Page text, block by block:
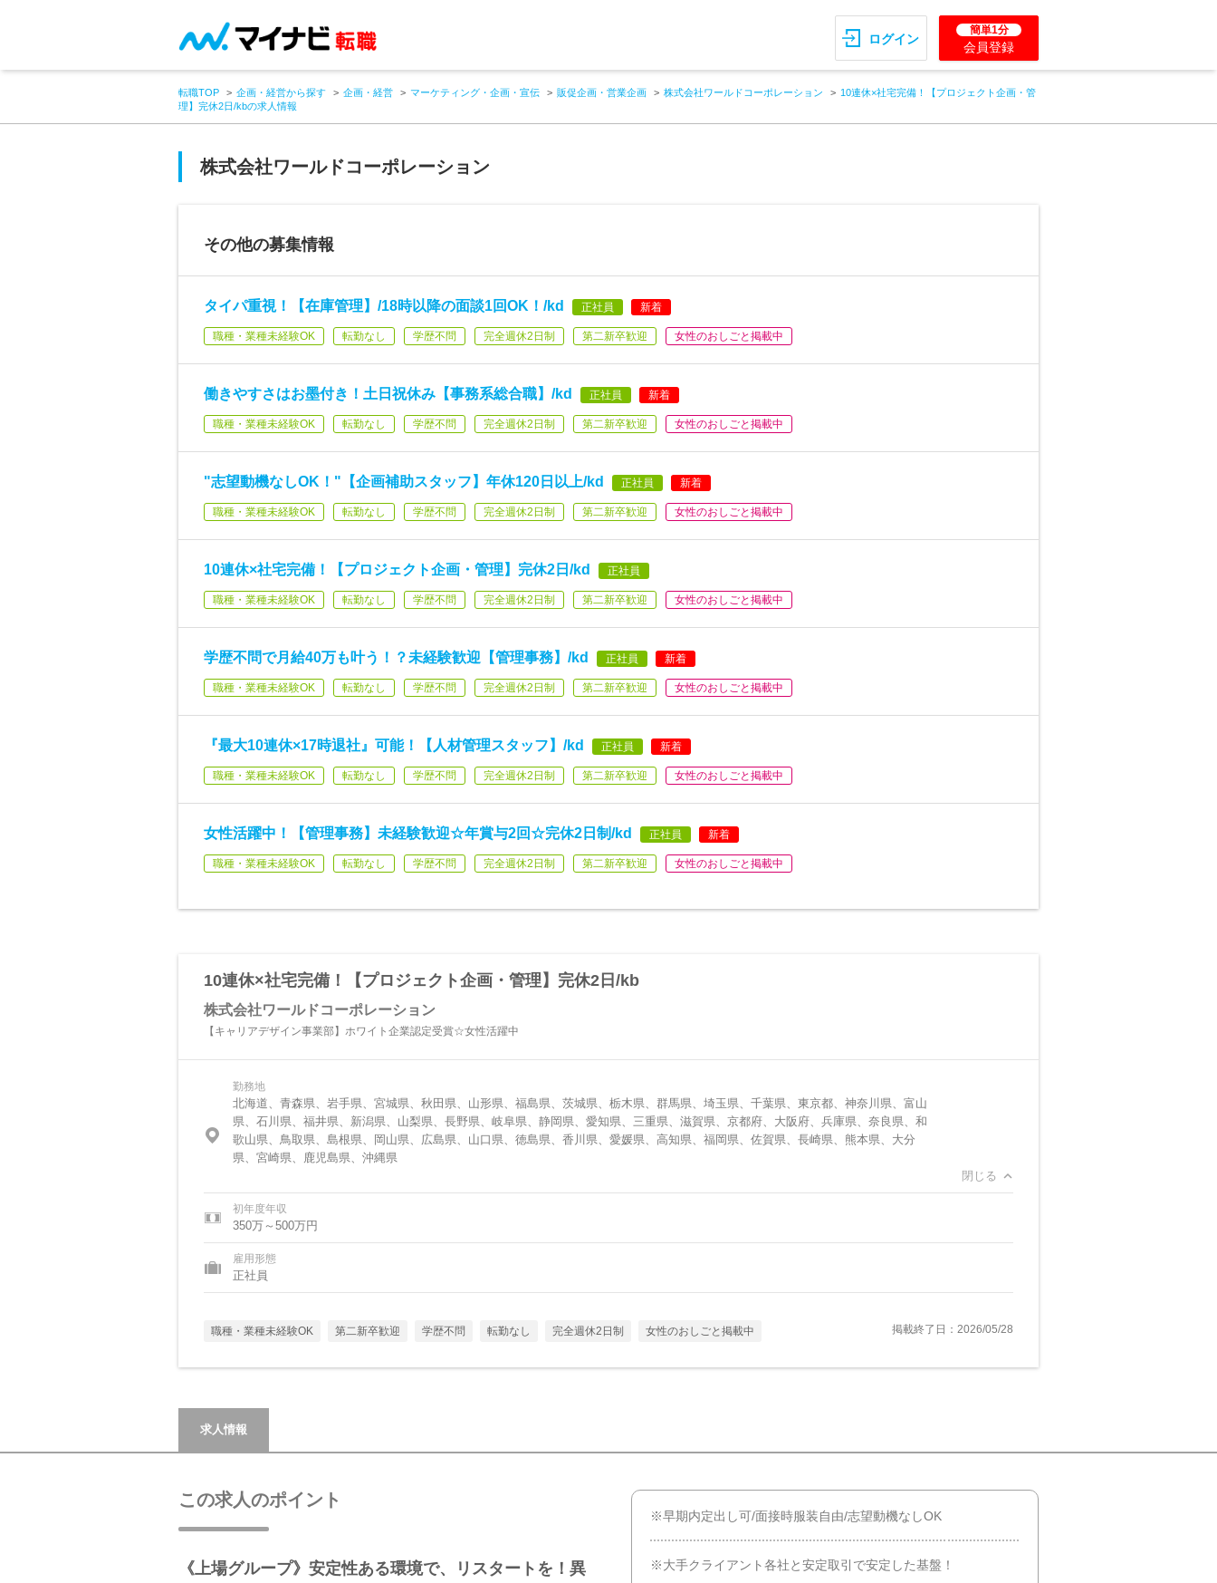
ログイン
簡単1分
会員登録
転職TOP 企画・経営から探す 企画・経営 マーケティング・企画・宣伝 販促企画・営業企画 株式会社ワールドコーポレーション
10連休×社宅完備！【プロジェクト企画・管
理】完休2日/kbの求人情報
株式会社ワールドコーポレーション
その他の募集情報
タイパ重視！【在庫管理】/18時以降の面談1回OK！/kd 正社員 新着
職種・業種未経験OK 転勤なし 学歴不問 完全週休2日制 第二新卒歓迎 女性のおしごと掲載中
働きやすさはお墨付き！土日祝休み【事務系総合職】/kd 正社員 新着
職種・業種未経験OK 転勤なし 学歴不問 完全週休2日制 第二新卒歓迎 女性のおしごと掲載中
"志望動機なしOK！"【企画補助スタッフ】年休120日以上/kd 正社員 新着
職種・業種未経験OK 転勤なし 学歴不問 完全週休2日制 第二新卒歓迎 女性のおしごと掲載中
10連休×社宅完備！【プロジェクト企画・管理】完休2日/kd 正社員
職種・業種未経験OK 転勤なし 学歴不問 完全週休2日制 第二新卒歓迎 女性のおしごと掲載中
学歴不問で月給40万も叶う！？未経験歓迎【管理事務】/kd 正社員 新着
職種・業種未経験OK 転勤なし 学歴不問 完全週休2日制 第二新卒歓迎 女性のおしごと掲載中
『最大10連休×17時退社』可能！【人材管理スタッフ】/kd 正社員 新着
職種・業種未経験OK 転勤なし 学歴不問 完全週休2日制 第二新卒歓迎 女性のおしごと掲載中
女性活躍中！【管理事務】未経験歓迎☆年賞与2回☆完休2日制/kd 正社員 新着
職種・業種未経験OK 転勤なし 学歴不問 完全週休2日制 第二新卒歓迎 女性のおしごと掲載中
10連休×社宅完備！【プロジェクト企画・管理】完休2日/kb
株式会社ワールドコーポレーション
【キャリアデザイン事業部】ホワイト企業認定受賞☆女性活躍中
勤務地
北海道、青森県、岩手県、宮城県、秋田県、山形県、福島県、茨城県、栃木県、群馬県、埼玉県、千葉県、東京都、神奈川県、富山
県、石川県、福井県、新潟県、山梨県、長野県、岐阜県、静岡県、愛知県、三重県、滋賀県、京都府、大阪府、兵庫県、奈良県、和
歌山県、鳥取県、島根県、岡山県、広島県、山口県、徳島県、香川県、愛媛県、高知県、福岡県、佐賀県、長崎県、熊本県、大分
県、宮崎県、鹿児島県、沖縄県
閉じる
初年度年収
350万～500万円
雇用形態
正社員
職種・業種未経験OK 第二新卒歓迎 学歴不問 転勤なし 完全週休2日制 女性のおしごと掲載中 掲載終了日：2026/05/28
求人情報
この求人のポイント
《上場グループ》安定性ある環境で、リスタートを！異
※早期内定出し可/面接時服装自由/志望動機なしOK
※大手クライアント各社と安定取引で安定した基盤！